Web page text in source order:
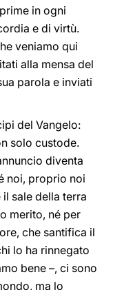
in ogni
e di virtù.
veniamo qui
alla mensa del
parola e inviati
del Vangelo:
solo custode.
diventa
noi, proprio noi
sale della terra
merito, né per
che santifica il
lo ha rinnegato
bene –, ci sono
ma lo